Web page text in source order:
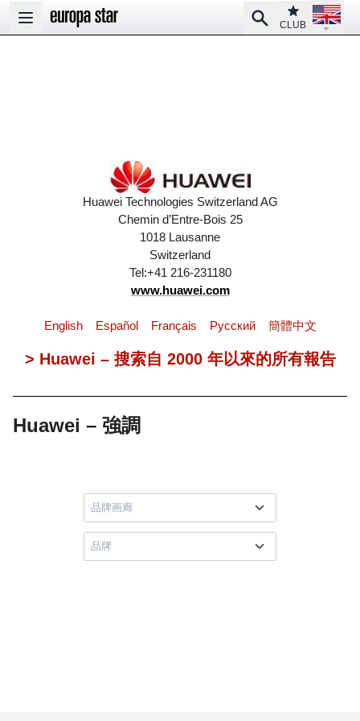
Open main menu
SearchClub
CLUB
Open
Huawei Technologies Switzerland AG
Chemin d’Entre-Bois 25
1018 Lausanne
Switzerland
Tel:+41 216-231180
www.huawei.com
English Español Français Pусский 簡體中文
> Huawei – 搜索自 2000 年以來的所有報告
Huawei – 強調